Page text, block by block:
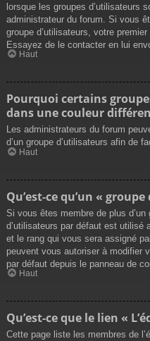
lorsque les groupes d’utilisateurs
administrateur du forum. Si vous
groupe d’utilisateurs, votre
Essayez de le contacter en lui
Haut
Pourquoi certains
dans une couleur
Les administrateurs du forum
d’un groupe d’utilisateurs afin de
Haut
Qu’est-ce qu’un «
Si vous êtes membre de plus
d’utilisateurs par défaut est utilisé
et le rang qui vous sera assigné
peuvent vous autoriser à modifier
par défaut depuis le panneau de
Haut
Qu’est-ce que le lien «
Cette page liste les membres de